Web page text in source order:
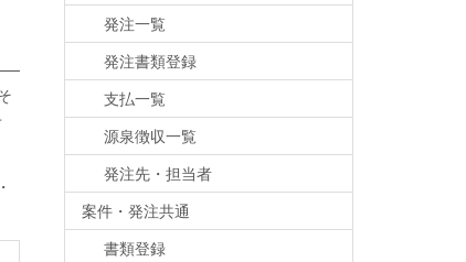
発注一覧
発注書類登録
支払一覧
源泉徴収一覧
発注先・担当者
案件・発注共通
書類登録